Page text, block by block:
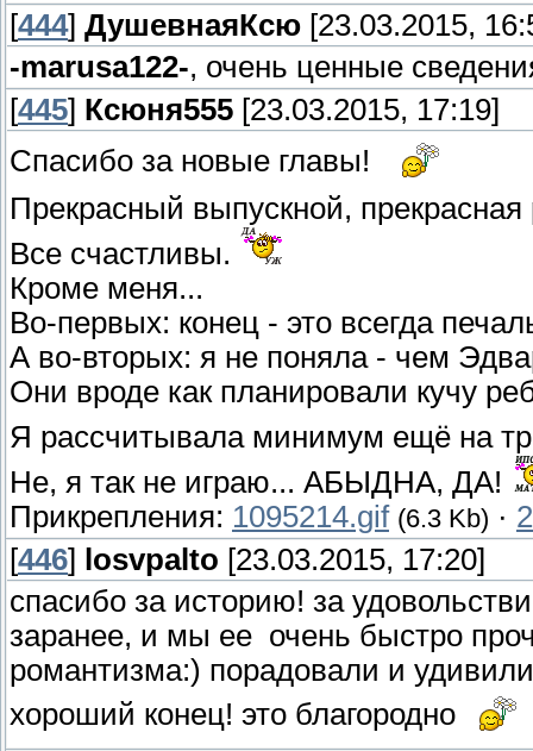
[444] ДушевнаяКсю [23.03.2015,
-marusa122-, очень ценные
[445] Ксюня555 [23.03.2015, 17:19]
Спасибо за новые главы!
Прекрасный выпускной,
Все счастливы.
Кроме меня...
Во-первых: конец - это всегда
А во-вторых: я не поняла - чем
Они вроде как планировали кучу
Я рассчитывала минимум ещё на
Не, я так не играю... АБЫДНА, ДА!
Прикрепления: 1095214.gif (6.3 Kb) ·
[446] losvpalto [23.03.2015, 17:20]
спасибо за историю! за
заранее, и мы ее очень быстро
романтизма:) порадовали и
хороший конец! это благородно